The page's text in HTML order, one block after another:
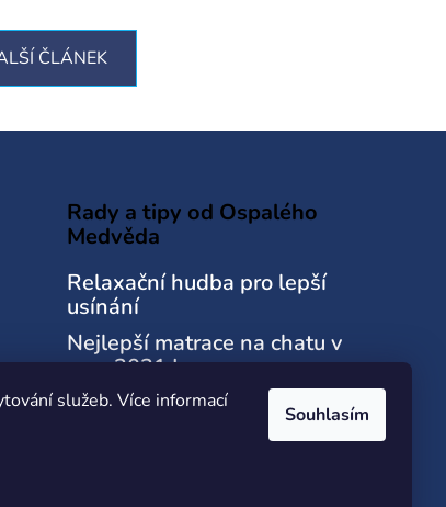
služeb. Více informací
Souhlasím
ČLÁNEK
Rady a tipy od Ospalého
Medvěda
Relaxační hudba pro lepší
usínání
Nejlepší matrace na chatu v
roce 2021 |
Ospalymedved.cz
Oblíbené matrace Raketa